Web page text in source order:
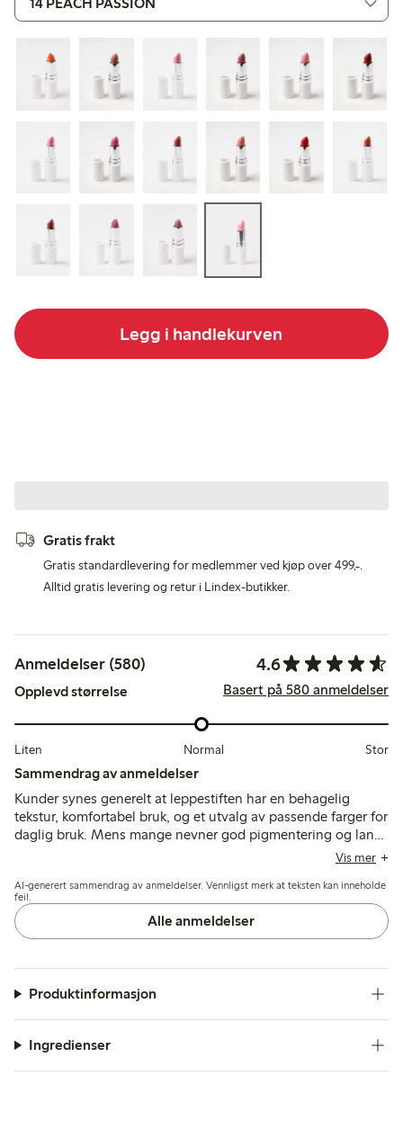
Legg i handlekurven
Gratis frakt
Gratis standardlevering for medlemmer ved kjøp over 499,-.
Alltid gratis levering og retur i Lindex-butikker.
Anmeldelser (580) 4.6
Opplevd størrelse Basert på 580 anmeldelser
Liten Normal Stor
Sammendrag av anmeldelser
Kunder synes generelt at leppestiften har en behagelig
tekstur, komfortabel bruk, og et utvalg av passende farger for
daglig bruk. Mens mange nevner god pigmentering og lang
holdbarhet, påpeker noen problemer med mykhet, begrenset
Vis mer
AI-generert sammendrag av anmeldelser. Vennligst merk at teksten kan inneholde
feil.
Alle anmeldelser
Produktinformasjon
Ingredienser